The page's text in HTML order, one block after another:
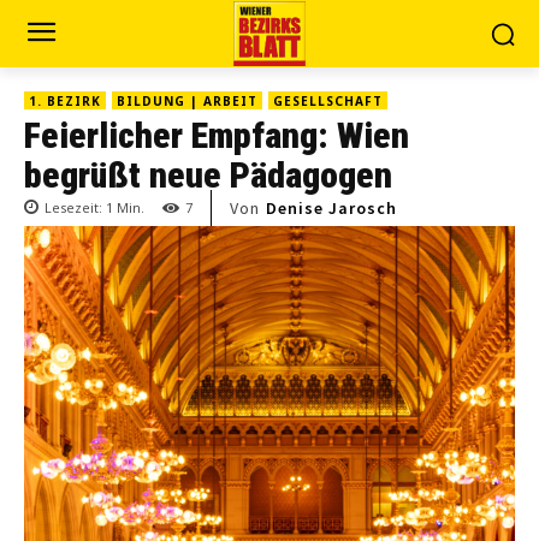
1. BEZIRK BILDUNG | ARBEIT GESELLSCHAFT
Feierlicher Empfang: Wien
begrüßt neue Pädagogen
Lesezeit: 1 Min. 7 Von Denise Jarosch